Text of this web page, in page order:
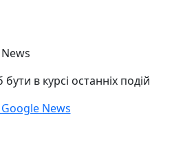
в курсі останніх подій
News